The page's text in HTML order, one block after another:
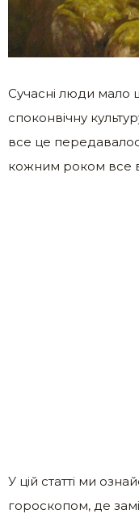
Сучасні люди мало
споконвічну
все це
кожним роком все
У цій статті ми
гороскопом, де